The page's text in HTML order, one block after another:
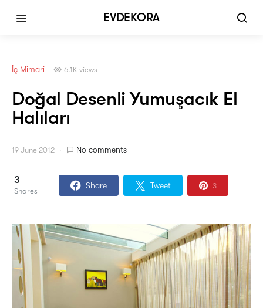
EVDEKORA
İç Mimari 6.1K views
Doğal Desenli Yumuşacık El
Halıları
19 June 2012 No comments
3
Shares
Share Tweet 3